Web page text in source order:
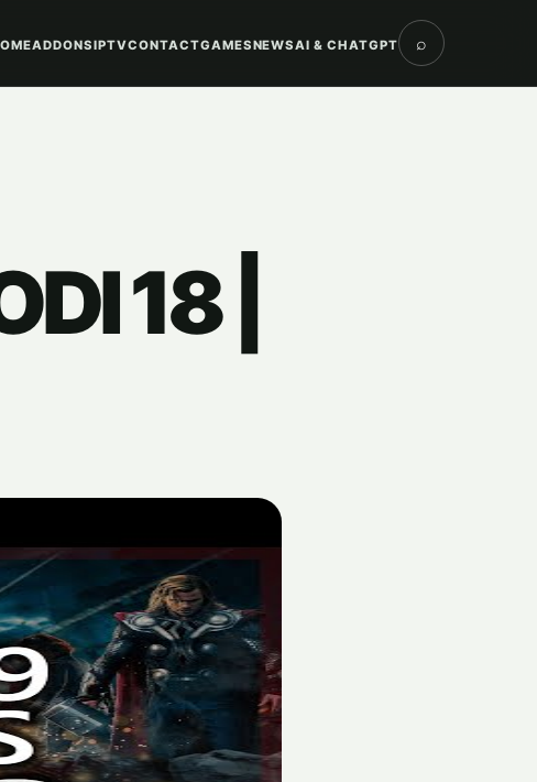
ADDONSIPTVCONTACTGAMESNEWSAI & CHATGPT ⌕
18 |